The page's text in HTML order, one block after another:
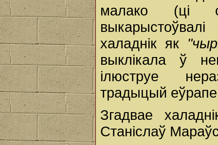
малако (ці
халаднік як
выклікала ў
ілюструе
традыцый
Згадвае
Станіслаў